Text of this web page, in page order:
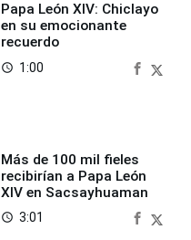
Papa León XIV: Chiclayo
en su emocionante
recuerdo
access_time 1:00
Más de 100 mil fieles
recibirían a Papa León
XIV en Sacsayhuaman
access_time 3:01